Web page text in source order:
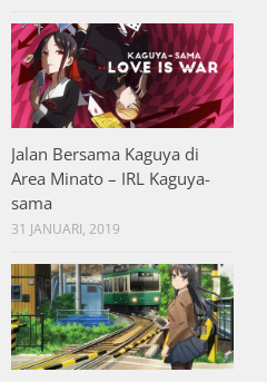
Jalan Bersama Kaguya di
Area Minato – IRL Kaguya-
sama
31 JANUARI, 2019